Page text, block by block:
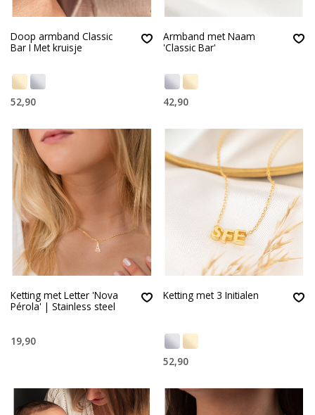
Doop armband Classic
Bar I Met kruisje
52,90
Armband met Naam
'Classic Bar'
42,90
Ketting met Letter 'Nova
Pérola' | Stainless steel
19,90
Ketting met 3 Initialen
52,90